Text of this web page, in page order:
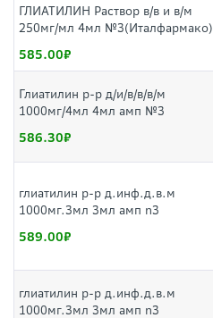
ГЛИАТИЛИН Раствор в/в и в/м
250мг/мл 4мл №3(Италфармако)
585.00
Глиатилин р-р д/и/в/в/в/м
1000мг/4мл 4мл амп №3
586.30
глиатилин р-р д.инф.д.в.м
1000мг.3мл 3мл амп n3
589.00
глиатилин р-р д.инф.д.в.м
1000мг.3мл 3мл амп n3